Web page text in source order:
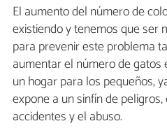
El aumento del número de
existiendo y tenemos que ser
para prevenir este problema
aumentar el número de
un hogar para los pequeños,
expone a un sinfín de
accidentes y el abuso.